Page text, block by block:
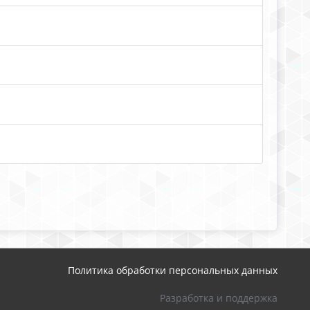
Политика обработки персональных данных
Разработка и поддержка